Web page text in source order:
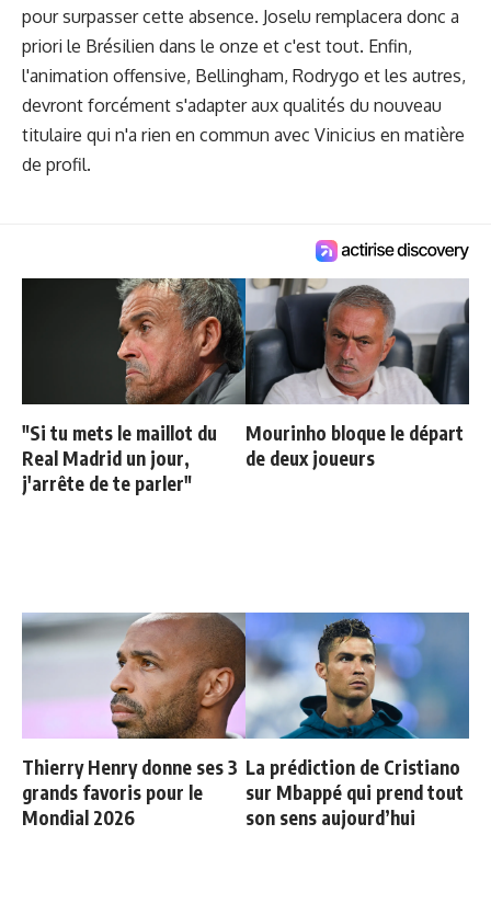
pour surpasser cette absence. Joselu remplacera donc a
priori le Brésilien dans le onze et c'est tout. Enfin,
l'animation offensive, Bellingham, Rodrygo et les autres,
devront forcément s'adapter aux qualités du nouveau
titulaire qui n'a rien en commun avec Vinicius en matière
de profil.
"Si tu mets le maillot du
Real Madrid un jour,
j'arrête de te parler"
Mourinho bloque le départ
de deux joueurs
Thierry Henry donne ses 3
grands favoris pour le
Mondial 2026
La prédiction de Cristiano
sur Mbappé qui prend tout
son sens aujourd’hui